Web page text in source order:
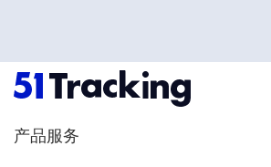
产品服务